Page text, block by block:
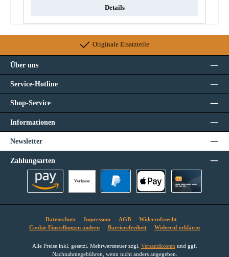
Details
Originale Ersatzteile
Über uns
Service-Hotline
Shop-Service
Informationen
Newsletter
Zahlungsarten
Vorkasse
Datenschutz Impressum AGB
Widerrufsrecht
Cookie Einstellungen ändern
Barrierefreiheit Widerruf erklären
Alle Preise inkl. gesetzl. Mehrwertsteuer zzgl. Versandkosten und ggf.
Nachnahmegebühren, wenn nicht anders angegeben.